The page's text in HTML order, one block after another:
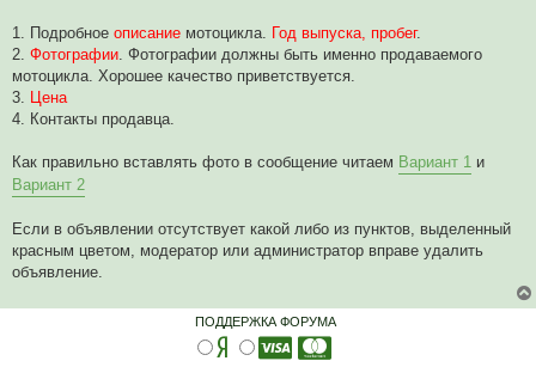
ч
т
а
н
о
о
б
щ
н
е
1. Подробное описание мотоцикла. Год выпуска, пробег.
2. Фотографии . Фотографии должны быть именно продаваемого
мотоцикла. Хорошее качество приветствуется.
3. Цена
4. Контакты продавца.
Как правильно вставлять фото в сообщение читаем Вариант 1 и
Вариант 2
Если в объявлении отсутствует какой либо из пунктов, выделенный
красным цветом, модератор или администратор вправе удалить
объявление.
ПОДДЕРЖКА ФОРУМА